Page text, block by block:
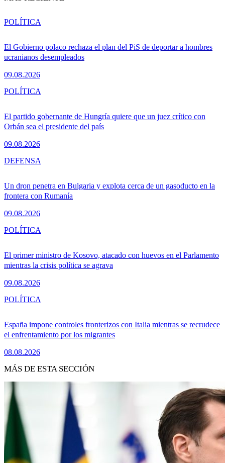
El Gobierno polaco rechaza el plan del PiS de deportar a hombres
ucranianos desempleados
09.08.2026
POLÍTICA
El partido gobernante de Hungría quiere que un juez crítico con
Orbán sea el presidente del país
09.08.2026
POLÍTICA
Un dron penetra en Bulgaria y explota cerca de un gasoducto en la
frontera con Rumanía
09.08.2026
DEFENSA
El primer ministro de Kosovo, atacado con huevos en el Parlamento
mientras la crisis política se agrava
09.08.2026
POLÍTICA
España impone controles fronterizos con Italia mientras se recrudece
el enfrentamiento por los migrantes
08.08.2026
POLÍTICA
MÁS DE ESTA SECCIÓN